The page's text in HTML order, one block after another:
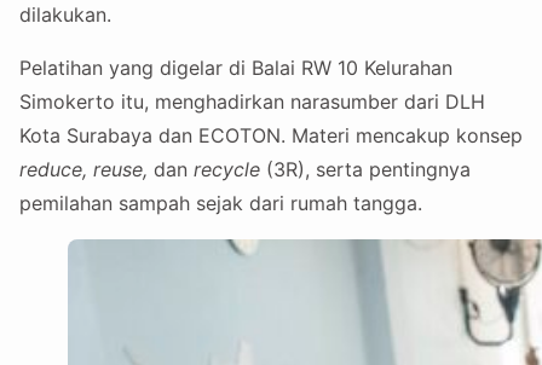
dilakukan.
Pelatihan yang digelar di Balai RW 10 Kelurahan
Simokerto itu, menghadirkan narasumber dari DLH
Kota Surabaya dan ECOTON. Materi mencakup konsep
reduce, reuse, dan recycle (3R), serta pentingnya
pemilahan sampah sejak dari rumah tangga.